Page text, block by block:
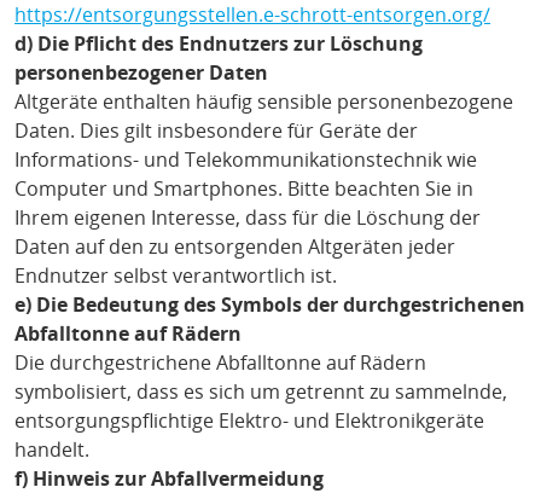
https://entsorgungsstellen.e-schrott-entsorgen.org/
d) Die Pflicht des Endnutzers zur Löschung
personenbezogener Daten
Altgeräte enthalten häufig sensible personenbezogene
Daten. Dies gilt insbesondere für Geräte der
Informations- und Telekommunikationstechnik wie
Computer und Smartphones. Bitte beachten Sie in
Ihrem eigenen Interesse, dass für die Löschung der
Daten auf den zu entsorgenden Altgeräten jeder
Endnutzer selbst verantwortlich ist.
e) Die Bedeutung des Symbols der durchgestrichenen
Abfalltonne auf Rädern
Die durchgestrichene Abfalltonne auf Rädern
symbolisiert, dass es sich um getrennt zu sammelnde,
entsorgungspflichtige Elektro- und Elektronikgeräte
handelt.
f) Hinweis zur Abfallvermeidung